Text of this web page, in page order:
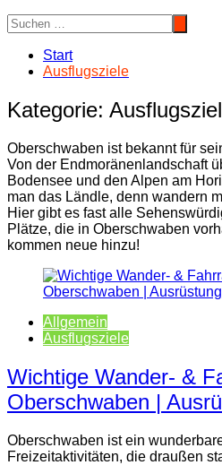
Start
Ausflugsziele
Kategorie:
Oberschwaben ist bekannt für
Von der Endmoränenlandschaft
Bodensee und den Alpen am
man das Ländle, denn wandern
Hier gibt es fast alle
Plätze, die in Oberschwaben
kommen neue hinzu!
Allgemein
Ausflugsziele
Wichtige Wander- &
Oberschwaben |
Oberschwaben ist ein
Freizeitaktivitäten, die draußen